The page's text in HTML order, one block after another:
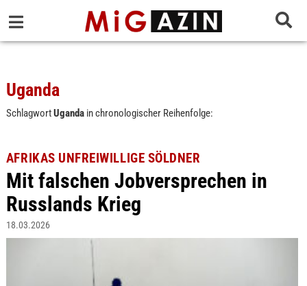
Uganda
SchlagwortUgandain chronologischer Reihenfolge:
AFRIKAS UNFREIWILLIGE SÖLDNER
Mit falschen Jobversprechen in
Russlands Krieg
18.03.2026